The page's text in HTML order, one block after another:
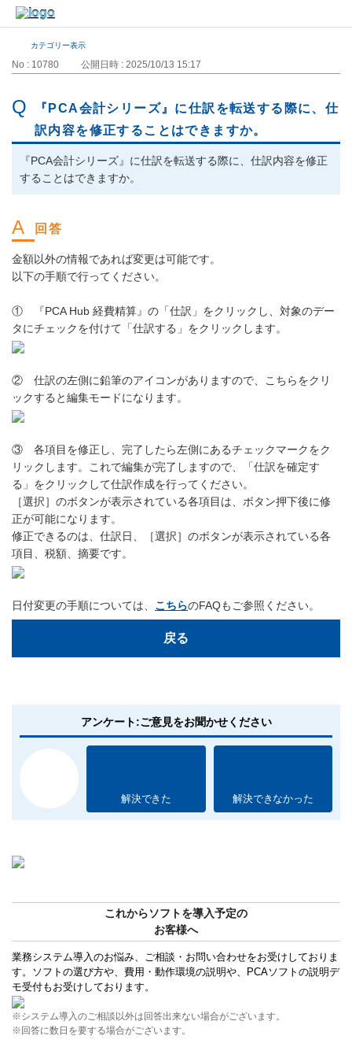
カテゴリー表示
No : 10780 公開日時 : 2025/10/13 15:17
『PCA会計シリーズ』に仕訳を転送する際に、仕
訳内容を修正することはできますか。
『PCA会計シリーズ』に仕訳を転送する際に、仕訳内容を修正
することはできますか。
金額以外の情報であれば変更は可能です。
以下の手順で行ってください。
① 『PCA Hub 経費精算』の「仕訳」をクリックし、対象のデー
タにチェックを付けて「仕訳する」をクリックします。
② 仕訳の左側に鉛筆のアイコンがありますので、こちらをクリ
ックすると編集モードになります。
③ 各項目を修正し、完了したら左側にあるチェックマークをク
リックします。これで編集が完了しますので、「仕訳を確定す
る」をクリックして仕訳作成を行ってください。
［選択］のボタンが表示されている各項目は、ボタン押下後に修
正が可能になります。
修正できるのは、仕訳日、［選択］のボタンが表示されている各
項目、税額、摘要です。
日付変更の手順については、 こちらのFAQもご参照ください。
戻る
アンケート:ご意見をお聞かせください
解決できた 解決できなかった
これからソフトを導入予定の
お客様へ
業務システム導入のお悩み、ご相談・お問い合わせをお受けしておりま
す。ソフトの選び方や、費用・動作環境の説明や、PCAソフトの説明デ
モ受付もお受けしております。
※システム導入のご相談以外は回答出来ない場合がございます。
※回答に数日を要する場合がございます。